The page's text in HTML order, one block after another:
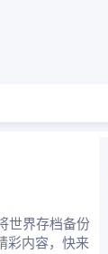
世界存档备份
彩内容，快来